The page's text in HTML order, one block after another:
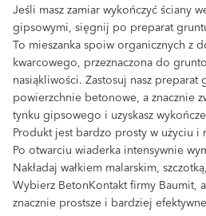
Jeśli masz zamiar wykończyć ściany
gipsowymi, sięgnij po preparat
To mieszanka spoiw organicznych z
kwarcowego, przeznaczona do
nasiąkliwości. Zastosuj nasz preparat
powierzchnie betonowe, a znacznie
tynku gipsowego i uzyskasz
Produkt jest bardzo prosty w użyciu i
Po otwarciu wiaderka intensywnie
Nakładaj wałkiem malarskim,
Wybierz BetonKontakt firmy Baumit,
znacznie prostsze i bardziej